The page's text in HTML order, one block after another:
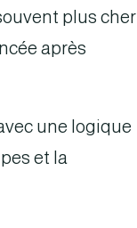
plus cher
après
une logique
et la